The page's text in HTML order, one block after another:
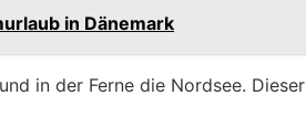
in Dänemark
in der Ferne die Nordsee. Dieser